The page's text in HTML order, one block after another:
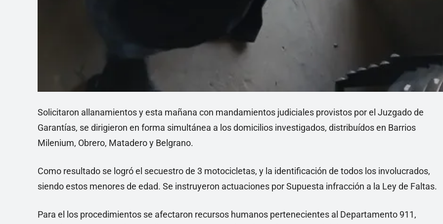
Solicitaron allanamientos y esta mañana con mandamientos judiciales provistos por el Juzgado de
Garantías, se dirigieron en forma simultánea a los domicilios investigados, distribuídos en Barrios
Milenium, Obrero, Matadero y Belgrano.
Como resultado se logró el secuestro de 3 motocicletas, y la identificación de todos los involucrados,
siendo estos menores de edad. Se instruyeron actuaciones por Supuesta infracción a la Ley de Faltas.
Para el los procedimientos se afectaron recursos humanos pertenecientes al Departamento 911,